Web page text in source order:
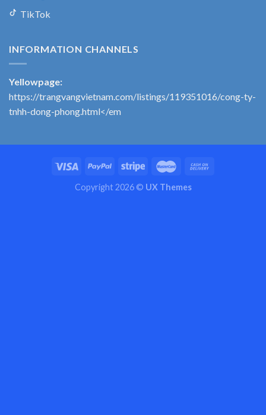
TikTok
INFORMATION CHANNELS
Yellowpage:
https://trangvangvietnam.com/listings/119351016/cong-ty-
tnhh-dong-phong.html</em
Copyright 2026 © UX Themes